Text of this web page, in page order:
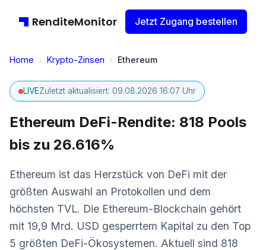
RenditeMonitor Jetzt Zugang bestellen
Home › Krypto-Zinsen › Ethereum
LIVEZuletzt aktualisiert: 09.08.2026 16:07 Uhr
Ethereum DeFi-Rendite: 818 Pools
bis zu 26.616%
Ethereum ist das Herzstück von DeFi mit der
größten Auswahl an Protokollen und dem
höchsten TVL. Die Ethereum-Blockchain gehört
mit 19,9 Mrd. USD gesperrtem Kapital zu den Top
5 größten DeFi-Ökosystemen. Aktuell sind 818